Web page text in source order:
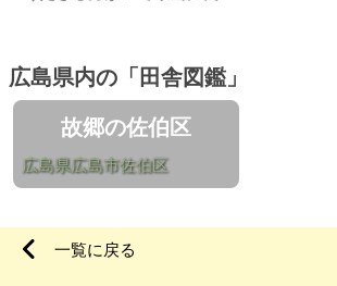
広島県内の「田舎図鑑」
故郷の佐伯区
広島県広島市佐伯区
一覧に戻る